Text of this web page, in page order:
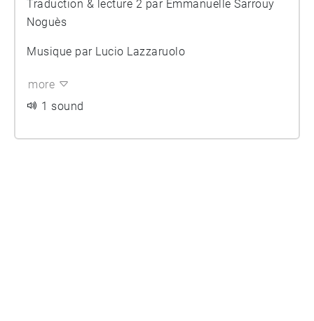
Traduction & lecture 2 par Emmanuelle Sarrouy
Noguès
Musique par Lucio Lazzaruolo
more
1 sound